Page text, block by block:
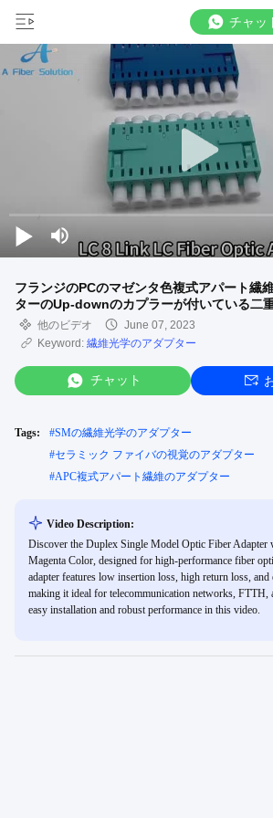
チャッ
フランジのPCのマゼンタ色複式アパート繊
ターのUp-downのカプラーが付いている二
他のビデオ
June 07, 2023
Keyword: 繊維光学のアダプター
チャット
Tags: #SMの繊維光学のアダプター
#セラミック ファイバの視覚のアダプター
#APC複式アパート繊維のアダプター
Video Description:
Discover the Duplex Single Model Optic Fiber
Magenta Color, designed for high-performance fiber
adapter features low insertion loss, high return loss,
making it ideal for telecommunication networks, FTTH,
easy installation and robust performance in this video.